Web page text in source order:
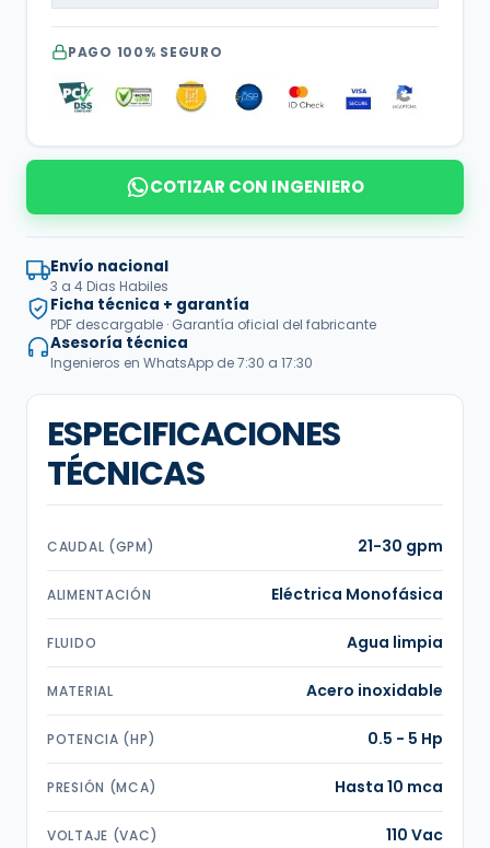
PAGO 100% SEGURO
COTIZAR CON INGENIERO
Envío nacional
3 a 4 Dias Habiles
Ficha técnica + garantía
PDF descargable · Garantía oficial del fabricante
Asesoría técnica
Ingenieros en WhatsApp de 7:30 a 17:30
ESPECIFICACIONES
TÉCNICAS
CAUDAL (GPM) 21-30 gpm
ALIMENTACIÓN Eléctrica Monofásica
FLUIDO Agua limpia
MATERIAL Acero inoxidable
POTENCIA (HP) 0.5 - 5 Hp
PRESIÓN (MCA) Hasta 10 mca
VOLTAJE (VAC) 110 Vac